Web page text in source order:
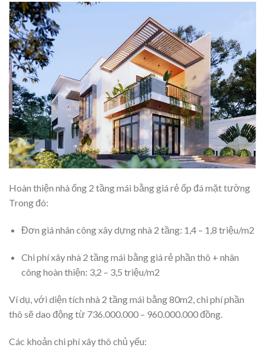
Hoàn thiện nhà ống 2 tầng mái bằng giá rẻ ốp đá mặt tường
Trong đó:
Đơn giá nhân công xây dựng nhà 2 tầng: 1,4 – 1,8 triệu/m2
Chi phí xây nhà 2 tầng mái bằng giá rẻ phần thô + nhân
công hoàn thiện: 3,2 – 3,5 triệu/m2
Ví dụ, với diện tích nhà 2 tầng mái bằng 80m2, chi phí phần
thô sẽ dao động từ 736.000.000 – 960.000.000 đồng.
Các khoản chi phí xây thô chủ yếu: